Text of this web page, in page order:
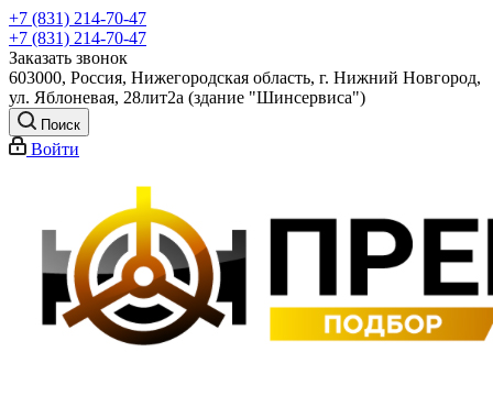
+7 (831) 214-70-47
+7 (831) 214-70-47
Заказать звонок
603000, Россия, Нижегородская область, г. Нижний Новгород,
ул. Яблоневая, 28лит2а (здание "Шинсервиса")
Поиск
Войти